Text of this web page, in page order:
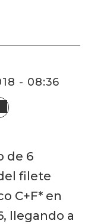
- 08:36
de 6
filete
C+F* en
llegando a